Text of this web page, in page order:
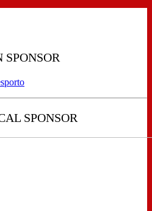
SPONSOR